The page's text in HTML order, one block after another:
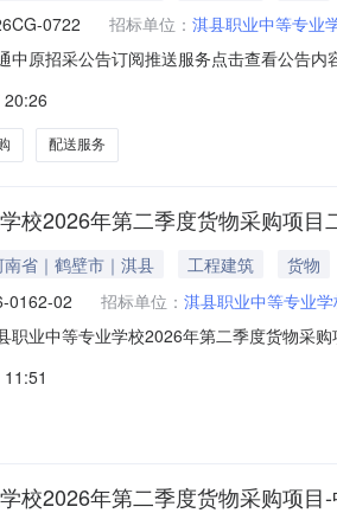
0722 招标单位： 淇县职业中等专业
中原招采公告订阅推送服务点击查看公告
配送服务
校2026年第二季度货物采购项目
南省｜鹤壁市｜淇县 工程建筑
货物
0162-02 招标单位： 淇县职业中等专业
职业中等专业学校2026年第二季度货物采
公司中标（成交）价82发放日期2026-07-
校2026年第二季度货物采购项目